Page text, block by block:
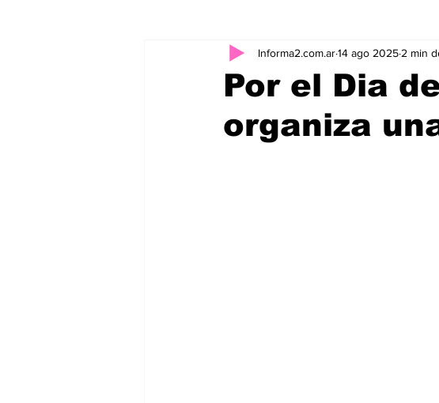
Por el Dia
organiza
Informa2.com.ar14 ago 2025 2 min